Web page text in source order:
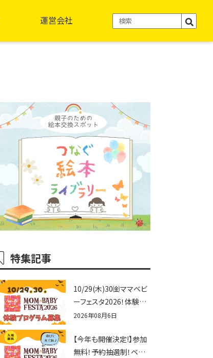
運営会社
特集記事
10/29(木)30㈮ママベビ
ーフェスタ2026！体験プ
ログラム募集♪赤ちゃん
せんか？
2026年08月6日
【今年も開催決定!】参加
無料！予約抽選制！ベビ